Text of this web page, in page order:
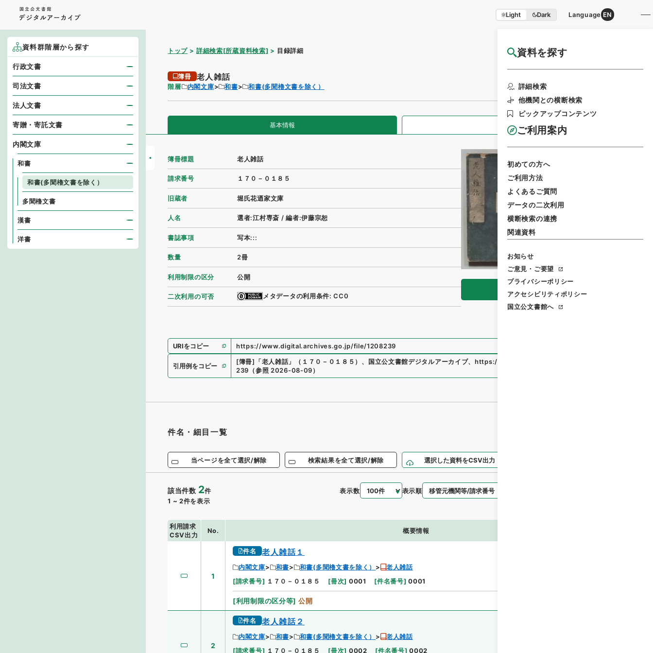
Light Dark Language EN
資料を探す
詳細検索
他機関との横断検索
ピックアップコンテンツ
ご利用案内
初めての方へ
ご利用方法
よくあるご質問
データの二次利用
横断検索の連携
関連資料
お知らせ
ご意見・ご要望
プライバシーポリシー
アクセシビリティポリシー
国立公文書館へ
トップ 詳細検索[所蔵資料検索] 目録詳細 国立公文書館HP利用案内
簿冊 老人雑話
階層 内閣文庫 和書 和書(多聞櫓文書を除く）
基本情報 全ての情報
閲覧
簿冊標題 老人雑話
請求番号 １７０－０１８５
旧蔵者 堀氏花迺家文庫
人名 選者:江村専斎 / 編者:伊藤宗恕
書誌事項 写本:::
数量 2冊
利用制限の区分 公開
二次利用の可否 メタデータの利用条件: CC0
URIをコピー https://www.digital.archives.go.jp/file/1208239
引用例をコピー
[簿冊] 「老人雑話 」 （ １７０－０１８５ ） 、 国立公文書館デジタルアーカイブ、https://www.digital.archives.go.jp/file/1208
239 （参照 2026-08-09）
件名・細目一覧
当ページを全て選択/解除 検索結果を全て選択/解除 選択した資料をCSV出力
該当件数 2件
1 ~ 2件を表示
表示数 表示順
利用請求
CSV出力
No. 概要情報
1
件名 老人雑話１
内閣文庫 和書 和書(多聞櫓文書を除く）
老人雑話
[請求番号] １７０－０１８５ [冊次] 0001 [件名番号] 0001
[利用制限の区分等] 公開
2
件名 老人雑話２
内閣文庫 和書 和書(多聞櫓文書を除く）
老人雑話
[請求番号] １７０－０１８５ [冊次] 0002 [件名番号] 0002
資料群階層から探す
行政文書
司法文書
法人文書
寄贈・寄託文書
内閣文庫
和書
和書(多聞櫓文書を除く）
多聞櫓文書
漢書
洋書